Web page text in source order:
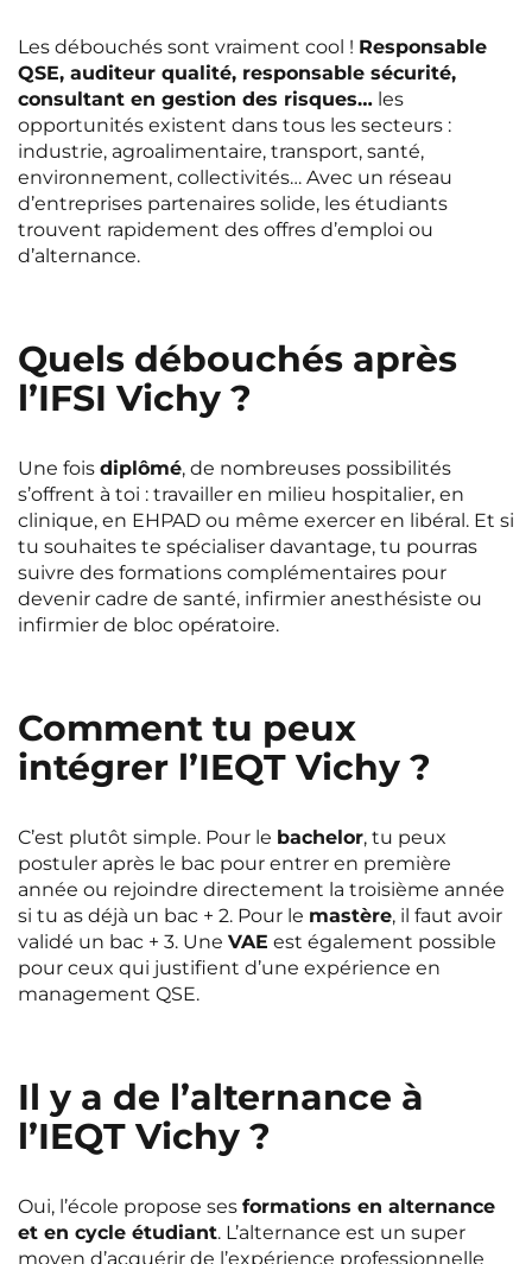
Les débouchés sont vraiment cool ! Responsable
QSE, auditeur qualité, responsable sécurité,
consultant en gestion des risques… les
opportunités existent dans tous les secteurs :
industrie, agroalimentaire, transport, santé,
environnement, collectivités… Avec un réseau
d’entreprises partenaires solide, les étudiants
trouvent rapidement des offres d’emploi ou
d’alternance.
Quels débouchés après
l’IFSI Vichy ?
Une fois diplômé, de nombreuses possibilités
s’offrent à toi : travailler en milieu hospitalier, en
clinique, en EHPAD ou même exercer en libéral. Et si
tu souhaites te spécialiser davantage, tu pourras
suivre des formations complémentaires pour
devenir cadre de santé, infirmier anesthésiste ou
infirmier de bloc opératoire.
Comment tu peux
intégrer l’IEQT Vichy ?
C’est plutôt simple. Pour le bachelor, tu peux
postuler après le bac pour entrer en première
année ou rejoindre directement la troisième année
si tu as déjà un bac + 2. Pour le mastère, il faut avoir
validé un bac + 3. Une VAE est également possible
pour ceux qui justifient d’une expérience en
management QSE.
Il y a de l’alternance à
l’IEQT Vichy ?
Oui, l’école propose ses formations en alternance
et en cycle étudiant. L’alternance est un super
moyen d’acquérir de l’expérience professionnelle